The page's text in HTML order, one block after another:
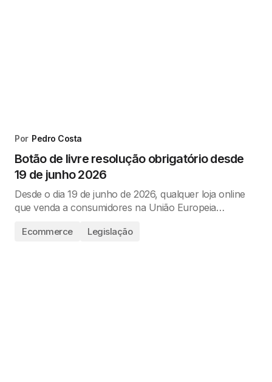
Por Pedro Costa
Botão de livre resolução obrigatório desde
19 de junho 2026
Desde o dia 19 de junho de 2026, qualquer loja online
que venda a consumidores na União Europeia…
Ecommerce Legislação